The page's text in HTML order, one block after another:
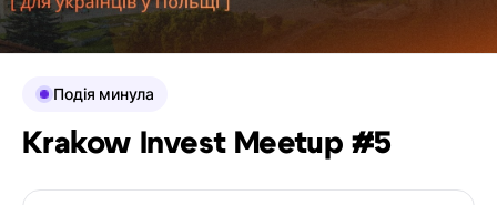
Подія минула
Krakow Invest Meetup #5